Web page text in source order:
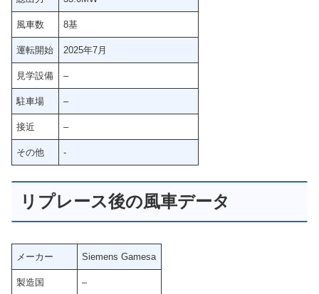
風車数 8基
運転開始 2025年7月
見学設備 –
駐車場 –
接近 –
その他 ‐
リプレース後の風車データ
メーカー Siemens Gamesa
製造国 –